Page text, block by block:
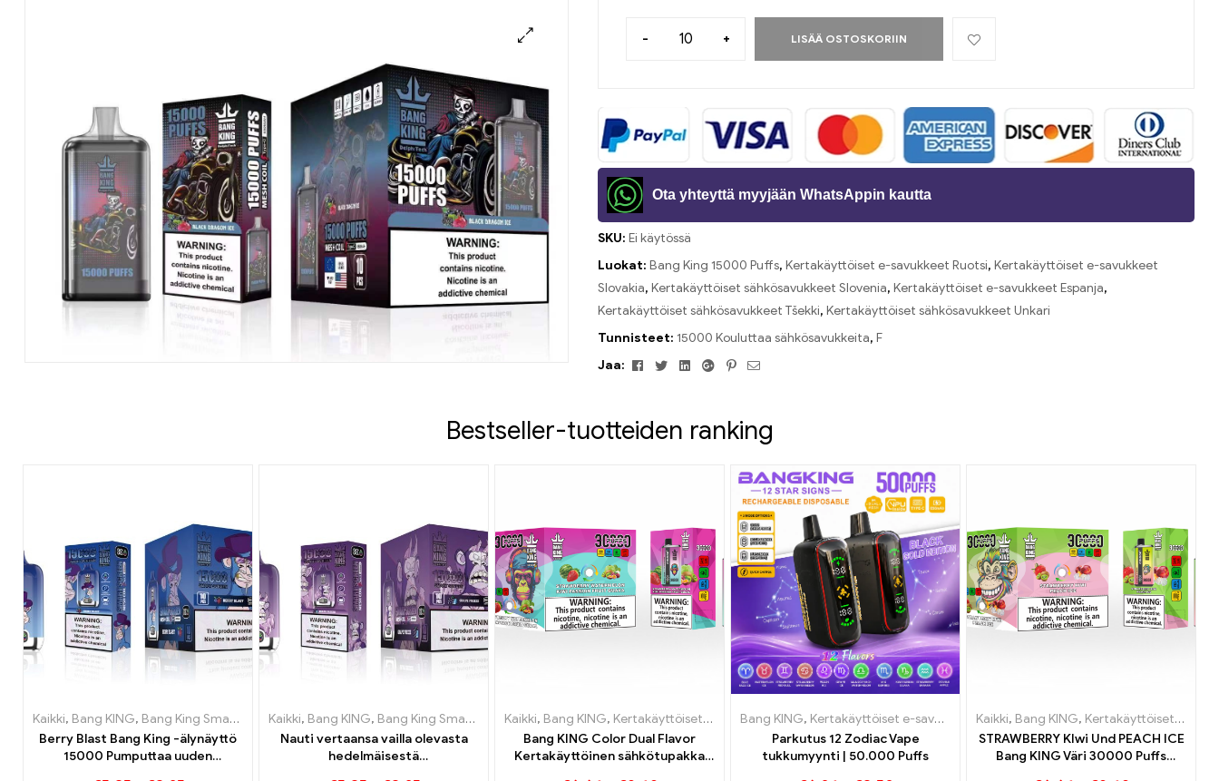
- + LISÄÄ OSTOSKORIIN
Ota yhteyttä myyjään WhatsAppin kautta
SKU:Ei käytössä
Luokat:Bang King 15000 Puffs,Kertakäyttöiset e-savukkeet Ruotsi,Kertakäyttöiset e-savukkeet
Slovakia,Kertakäyttöiset sähkösavukkeet Slovenia,Kertakäyttöiset e-savukkeet Espanja,
Kertakäyttöiset sähkösavukkeet Tšekki,Kertakäyttöiset sähkösavukkeet Unkari
Tunnisteet: 15000 Kouluttaa sähkösavukkeita,F
Jaa:
FacebookViserrysLinkedinGoogle+Pinterest
Sähköposti
Bestseller-tuotteiden ranking
Kaikki, Bang KING, Bang King Smart Screen 15000 Pullistaa , Kertakäyttöiset sähkösavukkeet Liettua, Kertakäyttöiset sähkösavukkeet Luxemburg,Kertakäyttöiset sähkösavukkeet Alankomaat,
Berry Blast Bang King -älynäyttö
15000 Pumputtaa uuden
Kaikki, Bang KING, Bang King Smart Screen 15000 Pullistaa , Kertakäyttöiset sähkösavukkeet Liettua,Kertakäyttöiset sähkösavukkeet Luxemburg,Kertakäyttöiset
Nauti vertaansa vailla olevasta
hedelmäisestä
Kaikki, Bang KING, Kertakäyttöiset sähkösavukkeet Liettua ,Kertakäyttöiset sähkösavukkeet Luxemburg,Kertakäyttöiset
Bang KING Color Dual Flavor
Kertakäyttöinen sähkötupakka
Bang KING, Kertakäyttöiset e-savukkeet ,Kertakäyttöiset e-savukkeet Belgia
Parkutus 12 Zodiac Vape
tukkumyynti | 50.000 Puffs
Kaikki, Bang KING, Kertakäyttöiset sähkösavukkeet Liettua
STRAWBERRY KIwi Und PEACH ICE
Bang KING Väri 30000 Puffs